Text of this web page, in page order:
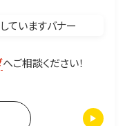
へご相談ください！